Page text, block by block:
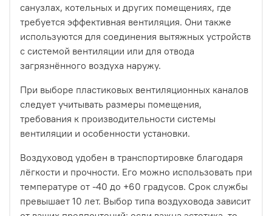
санузлах, котельных и других помещениях, где
требуется эффективная вентиляция. Они также
используются для соединения вытяжных устройств
с системой вентиляции или для отвода
загрязнённого воздуха наружу.
При выборе пластиковых вентиляционных каналов
следует учитывать размеры помещения,
требования к производительности системы
вентиляции и особенности установки.
Воздуховод удобен в транспортировке благодаря
лёгкости и прочности. Его можно использовать при
температуре от -40 до +60 градусов. Срок службы
превышает 10 лет. Выбор типа воздуховода зависит